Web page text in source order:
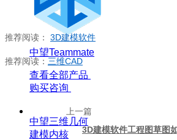
中望Teammate
查看全部产品
购买咨询
中望三维几何
建模内核
推荐阅读： 3D建模软件
推荐阅读： 三维CAD
上一篇
3D建模软件工程图草图